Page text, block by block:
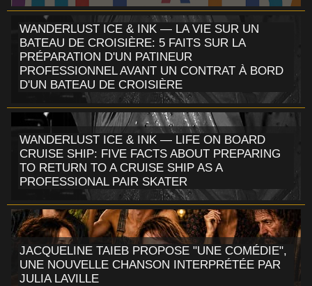
WANDERLUST ICE & INK — LA VIE SUR UN
BATEAU DE CROISIÈRE: 5 FAITS SUR LA
PRÉPARATION D'UN PATINEUR
PROFESSIONNEL AVANT UN CONTRAT À BORD
D'UN BATEAU DE CROISIÈRE
WANDERLUST ICE & INK — LIFE ON BOARD
CRUISE SHIP: FIVE FACTS ABOUT PREPARING
TO RETURN TO A CRUISE SHIP AS A
PROFESSIONAL PAIR SKATER
JACQUELINE TAIEB PROPOSE "UNE COMÉDIE",
UNE NOUVELLE CHANSON INTERPRÉTÉE PAR
JULIA LAVILLE